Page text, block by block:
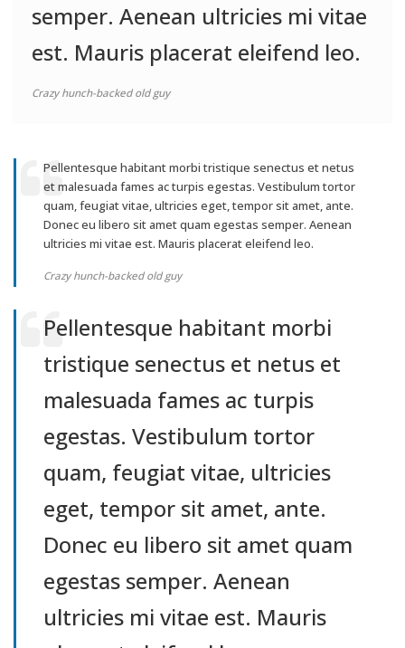
semper. Aenean ultricies mi vitae
est. Mauris placerat eleifend leo.
Crazy hunch-backed old guy
Pellentesque habitant morbi tristique senectus et netus
et malesuada fames ac turpis egestas. Vestibulum tortor
quam, feugiat vitae, ultricies eget, tempor sit amet, ante.
Donec eu libero sit amet quam egestas semper. Aenean
ultricies mi vitae est. Mauris placerat eleifend leo.
Crazy hunch-backed old guy
Pellentesque habitant morbi
tristique senectus et netus et
malesuada fames ac turpis
egestas. Vestibulum tortor
quam, feugiat vitae, ultricies
eget, tempor sit amet, ante.
Donec eu libero sit amet quam
egestas semper. Aenean
ultricies mi vitae est. Mauris